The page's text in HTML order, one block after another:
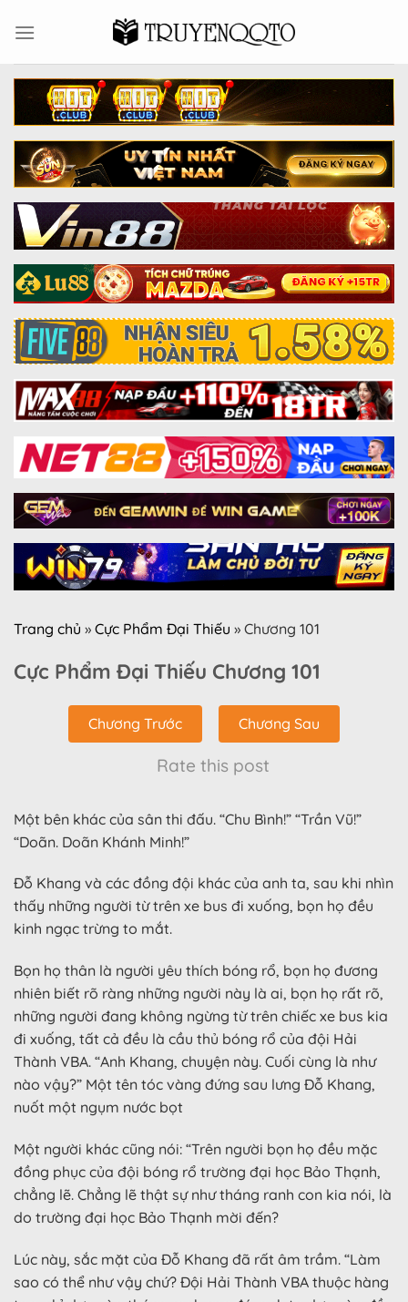
Trang chủ » Cực Phẩm Đại Thiếu » Chương 101
Cực Phẩm Đại Thiếu Chương 101
Chương Trước Chương Sau
Rate this post
Một bên khác của sân thi đấu. “Chu Bình!” “Trần Vũ!”
“Doãn. Doãn Khánh Minh!”
Đỗ Khang và các đồng đội khác của anh ta, sau khi nhìn
thấy những người từ trên xe bus đi xuống, bọn họ đều
kinh ngạc trừng to mắt.
Bọn họ thân là người yêu thích bóng rổ, bọn họ đương
nhiên biết rõ ràng những người này là ai, bọn họ rất rõ,
những người đang không ngừng từ trên chiếc xe bus kia
đi xuống, tất cả đều là cầu thủ bóng rổ của đội Hải
Thành VBA. “Anh Khang, chuyện này. Cuối cùng là như
nào vậy?” Một tên tóc vàng đứng sau lưng Đỗ Khang,
nuốt một ngụm nước bọt
Một người khác cũng nói: “Trên người bọn họ đều mặc
đồng phục của đội bóng rổ trường đại học Bảo Thạnh,
chẳng lẽ. Chẳng lẽ thật sự như tháng ranh con kia nói, là
do trường đại học Bảo Thạnh mời đến?
Lúc này, sắc mặt của Đỗ Khang đã rất âm trầm. “Làm
sao có thể như vậy chứ? Đội Hải Thành VBA thuộc hàng